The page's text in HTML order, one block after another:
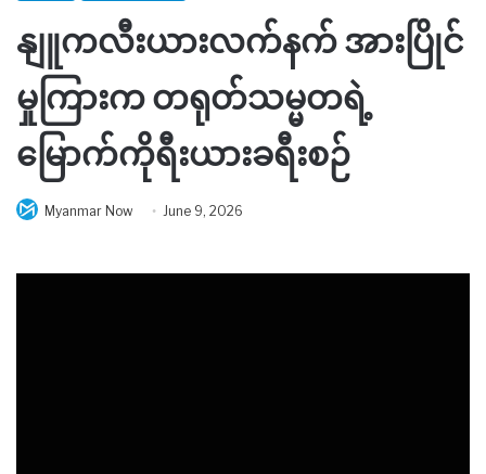
နျူကလီးယားလက်နက် အားပြိုင်
မှုကြားက တရုတ်သမ္မတရဲ့
မြောက်ကိုရီးယားခရီးစဉ်
Myanmar Now June 9, 2026